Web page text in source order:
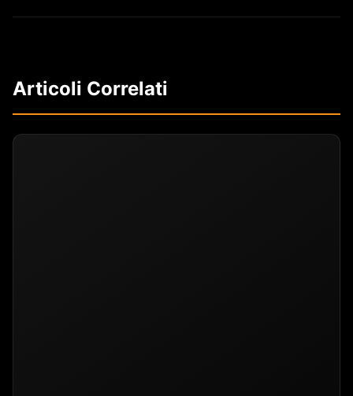
Articoli Correlati